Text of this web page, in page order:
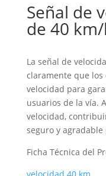
Señal de
de 40
La señal de
claramente que
velocidad para
usuarios de la vía.
velocidad,
seguro y agradable
Ficha Técnica del